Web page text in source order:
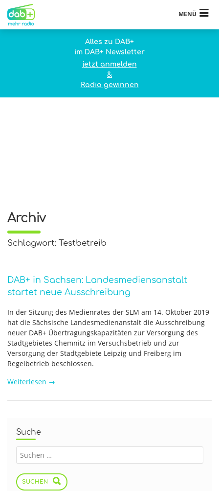
MENÜ
Alles zu DAB+
im DAB+ Newsletter
jetzt anmelden
&
Radio gewinnen
Archiv
Schlagwort: Testbetreib
DAB+ in Sachsen: Landesmediensanstalt
startet neue Ausschreibung
In der Sitzung des Medienrates der SLM am 14. Oktober 2019
hat die Sächsische Landesmedienanstalt die Ausschreibung
neuer DAB+ Übertragungskapazitäten zur Versorgung des
Stadtgebietes Chemnitz im Versuchsbetrieb und zur
Versorgung der Stadtgebiete Leipzig und Freiberg im
Regelbetrieb beschlossen.
Weiterlesen →
Suche
SUCHEN